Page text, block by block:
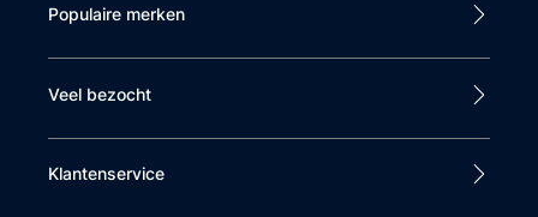
Populaire merken
Veel bezocht
Klantenservice